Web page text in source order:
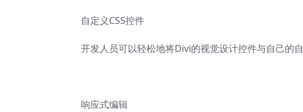
自定义CSS控件
开发人员可以轻松地将Divi的视觉设计控件与自己的
响应式编辑